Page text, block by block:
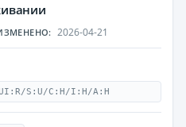
2026-04-21
S:U/C:H/I:H/A:H